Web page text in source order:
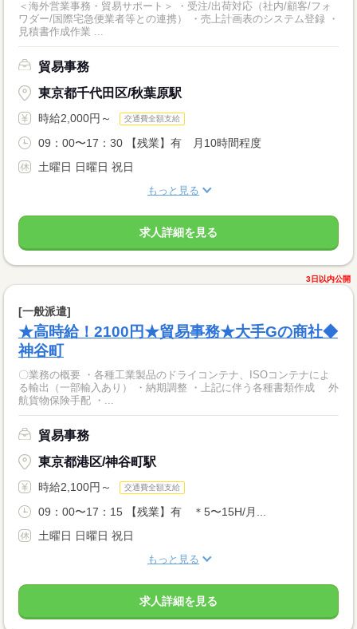
＜海外営業事務・貿易サポート＞ ・受注/出荷対応（社内/顧客/フォ
ワダー/国際宅急便業者等との連携） ・売上計画表のシステム登録 ・
見積書作成作業 ...
貿易事務
東京都千代田区/秋葉原駅
時給2,000円～ 交通費全額支給
09：00〜17：30 【残業】有 月10時間程度
土曜日 日曜日 祝日
もっと見る
求人詳細を見る
3日以内公開
[一般派遣]
★高時給！2100円★貿易事務★大手Gの商社◆
神谷町
〇業務の概要 ・各種工業製品のドライコンテナ、ISOコンテナによ
る輸出（一部輸入あり） ・納期調整 ・上記に伴う各種書類作成 外
航貨物保険手配 ・...
貿易事務
東京都港区/神谷町駅
時給2,100円～ 交通費全額支給
09：00〜17：15 【残業】有 ＊5〜15H/月...
土曜日 日曜日 祝日
もっと見る
求人詳細を見る